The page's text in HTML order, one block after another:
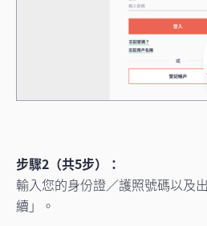
步驟2（共5步）：
輸入您的身份證／護照號碼以及
續」。